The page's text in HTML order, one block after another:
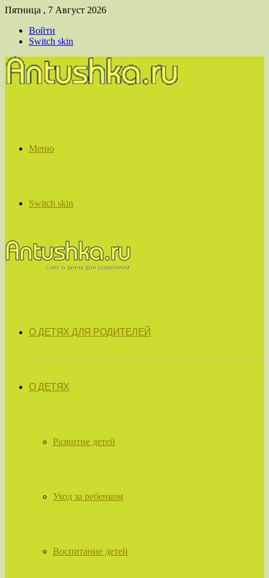
Пятница , 7 Август 2026
Войти
Switch skin
Меню
Switch skin
О ДЕТЯХ ДЛЯ РОДИТЕЛЕЙ
О ДЕТЯХ
Развитие детей
Уход за ребенком
Воспитание детей